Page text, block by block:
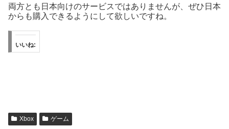
両方とも日本向けのサービスではありませんが、ぜひ日本
からも購入できるようにして欲しいですね。
いいね:
Xbox ゲーム